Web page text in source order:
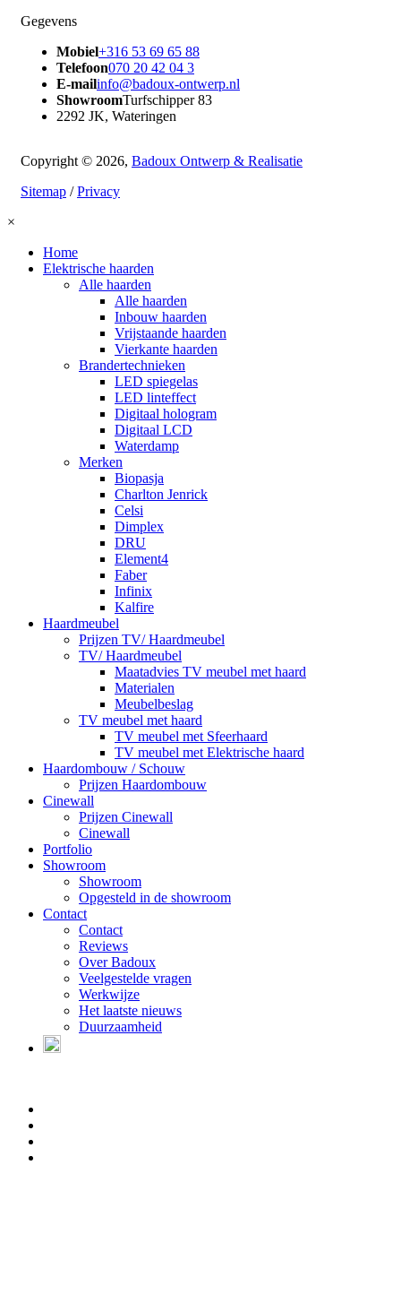
Gegevens
Mobiel+316 53 69 65 88
Telefoon070 20 42 04 3
E-mailinfo@badoux-ontwerp.nl
ShowroomTurfschipper 83
2292 JK, Wateringen
Copyright © 2026, Badoux Ontwerp & Realisatie
Sitemap /Privacy
×
Home
Elektrische haarden
Alle haarden
Alle haarden
Inbouw haarden
Vrijstaande haarden
Vierkante haarden
Brandertechnieken
LED spiegelas
LED linteffect
Digitaal hologram
Digitaal LCD
Waterdamp
Merken
Biopasja
Charlton Jenrick
Celsi
Dimplex
DRU
Element4
Faber
Infinix
Kalfire
Haardmeubel
Prijzen TV/ Haardmeubel
TV/ Haardmeubel
Maatadvies TV meubel met haard
Materialen
Meubelbeslag
TV meubel met haard
TV meubel met Sfeerhaard
TV meubel met Elektrische haard
Haardombouw / Schouw
Prijzen Haardombouw
Cinewall
Prijzen Cinewall
Cinewall
Portfolio
Showroom
Showroom
Opgesteld in de showroom
Contact
Contact
Reviews
Over Badoux
Veelgestelde vragen
Werkwijze
Het laatste nieuws
Duurzaamheid